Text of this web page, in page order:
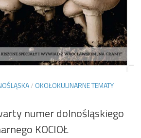
/ OKOŁOKULINARNE TEMATY
numer dolnośląskiego
KOCIOŁ